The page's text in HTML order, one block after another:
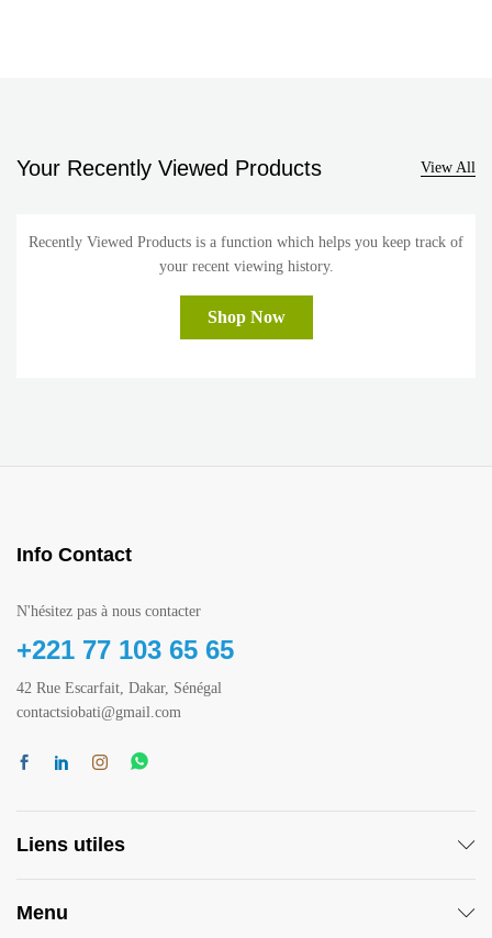
Your Recently Viewed Products View All
Recently Viewed Products is a function which helps you keep track of
your recent viewing history.
Shop Now
Info Contact
N'hésitez pas à nous contacter
+221 77 103 65 65
42 Rue Escarfait, Dakar, Sénégal
contactsiobati@gmail.com
Liens utiles
Menu